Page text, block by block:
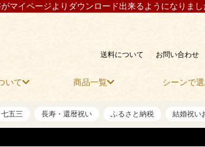
マイページよりダウンロード出来るようになりまし
送料について お問い合わせ
いて 商品一覧 シーンで
七五三 長寿・還暦祝い ふるさと納税 結婚祝い